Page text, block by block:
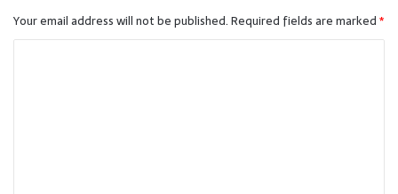
Your email address will not be published.Required fields are marked*